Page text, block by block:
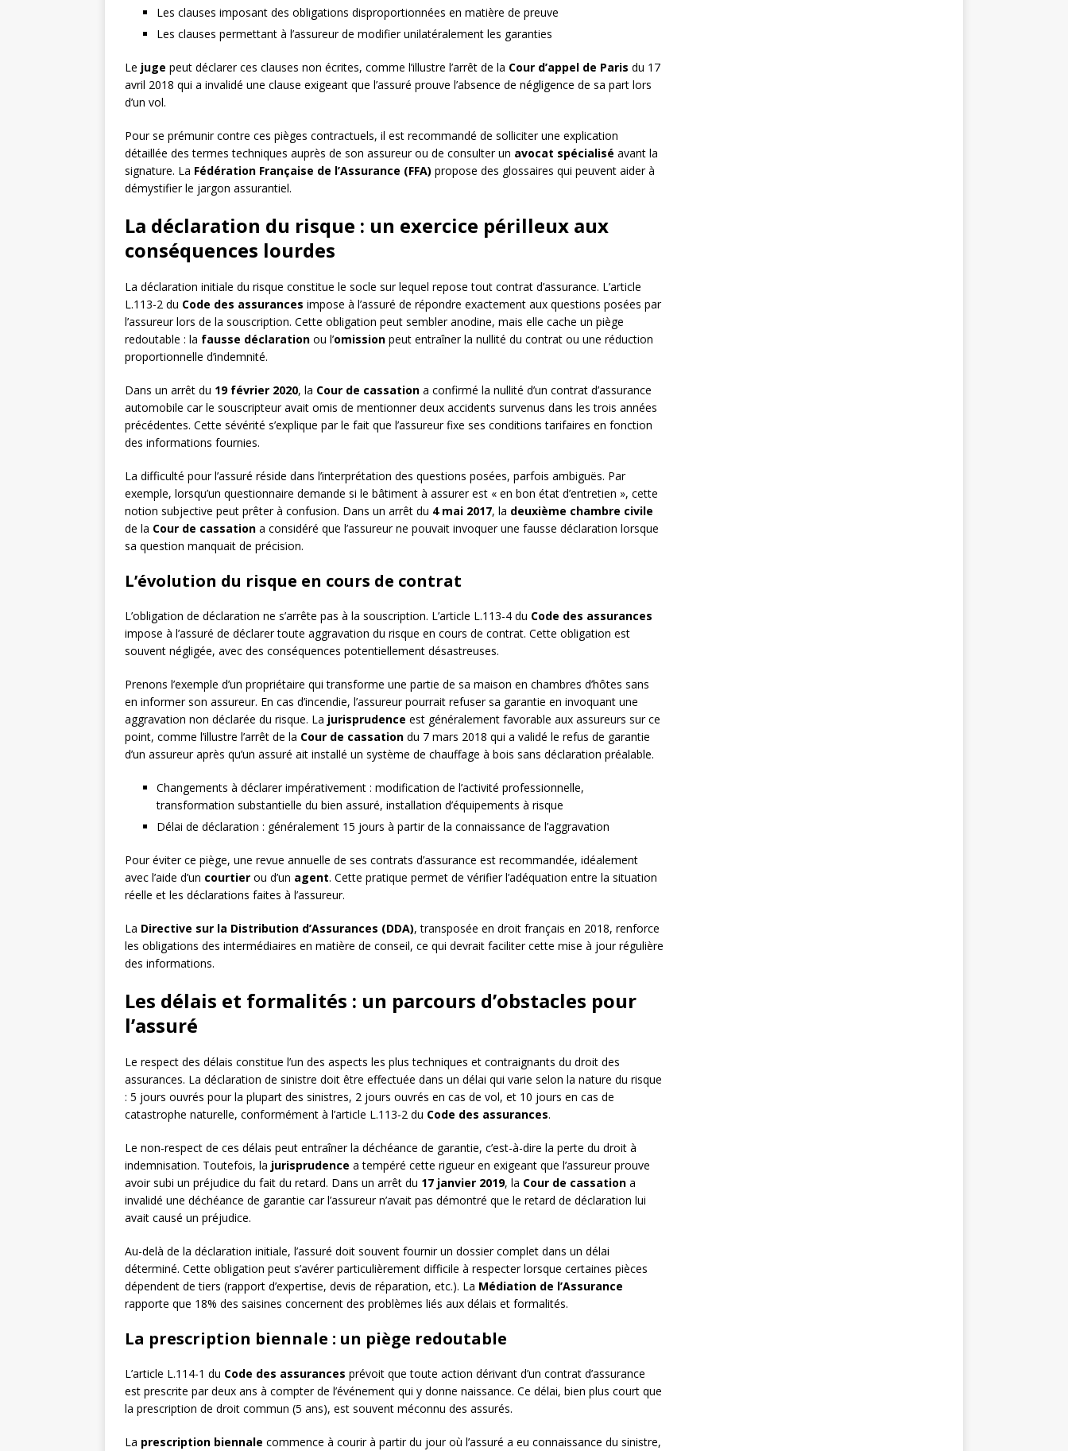
Les clauses imposant des obligations disproportionnées en matière de preuve
Les clauses permettant à l’assureur de modifier unilatéralement les garanties
Le juge peut déclarer ces clauses non écrites, comme l’illustre l’arrêt de la Cour d’appel de Paris du 17
avril 2018 qui a invalidé une clause exigeant que l’assuré prouve l’absence de négligence de sa part lors
d’un vol.
Pour se prémunir contre ces pièges contractuels, il est recommandé de solliciter une explication
détaillée des termes techniques auprès de son assureur ou de consulter un avocat spécialisé avant la
signature. La Fédération Française de l’Assurance (FFA) propose des glossaires qui peuvent aider à
démystifier le jargon assurantiel.
La déclaration du risque : un exercice périlleux aux
conséquences lourdes
La déclaration initiale du risque constitue le socle sur lequel repose tout contrat d’assurance. L’article
L.113-2 du Code des assurances impose à l’assuré de répondre exactement aux questions posées par
l’assureur lors de la souscription. Cette obligation peut sembler anodine, mais elle cache un piège
redoutable : la fausse déclaration ou l’omission peut entraîner la nullité du contrat ou une réduction
proportionnelle d’indemnité.
Dans un arrêt du 19 février 2020, la Cour de cassation a confirmé la nullité d’un contrat d’assurance
automobile car le souscripteur avait omis de mentionner deux accidents survenus dans les trois années
précédentes. Cette sévérité s’explique par le fait que l’assureur fixe ses conditions tarifaires en fonction
des informations fournies.
La difficulté pour l’assuré réside dans l’interprétation des questions posées, parfois ambiguës. Par
exemple, lorsqu’un questionnaire demande si le bâtiment à assurer est « en bon état d’entretien », cette
notion subjective peut prêter à confusion. Dans un arrêt du 4 mai 2017, la deuxième chambre civile
de la Cour de cassation a considéré que l’assureur ne pouvait invoquer une fausse déclaration lorsque
sa question manquait de précision.
L’évolution du risque en cours de contrat
L’obligation de déclaration ne s’arrête pas à la souscription. L’article L.113-4 du Code des assurances
impose à l’assuré de déclarer toute aggravation du risque en cours de contrat. Cette obligation est
souvent négligée, avec des conséquences potentiellement désastreuses.
Prenons l’exemple d’un propriétaire qui transforme une partie de sa maison en chambres d’hôtes sans
en informer son assureur. En cas d’incendie, l’assureur pourrait refuser sa garantie en invoquant une
aggravation non déclarée du risque. La jurisprudence est généralement favorable aux assureurs sur ce
point, comme l’illustre l’arrêt de la Cour de cassation du 7 mars 2018 qui a validé le refus de garantie
d’un assureur après qu’un assuré ait installé un système de chauffage à bois sans déclaration préalable.
Changements à déclarer impérativement : modification de l’activité professionnelle,
transformation substantielle du bien assuré, installation d’équipements à risque
Délai de déclaration : généralement 15 jours à partir de la connaissance de l’aggravation
Pour éviter ce piège, une revue annuelle de ses contrats d’assurance est recommandée, idéalement
avec l’aide d’un courtier ou d’un agent. Cette pratique permet de vérifier l’adéquation entre la situation
réelle et les déclarations faites à l’assureur.
La Directive sur la Distribution d’Assurances (DDA), transposée en droit français en 2018, renforce
les obligations des intermédiaires en matière de conseil, ce qui devrait faciliter cette mise à jour régulière
des informations.
Les délais et formalités : un parcours d’obstacles pour
l’assuré
Le respect des délais constitue l’un des aspects les plus techniques et contraignants du droit des
assurances. La déclaration de sinistre doit être effectuée dans un délai qui varie selon la nature du risque
: 5 jours ouvrés pour la plupart des sinistres, 2 jours ouvrés en cas de vol, et 10 jours en cas de
catastrophe naturelle, conformément à l’article L.113-2 du Code des assurances.
Le non-respect de ces délais peut entraîner la déchéance de garantie, c’est-à-dire la perte du droit à
indemnisation. Toutefois, la jurisprudence a tempéré cette rigueur en exigeant que l’assureur prouve
avoir subi un préjudice du fait du retard. Dans un arrêt du 17 janvier 2019, la Cour de cassation a
invalidé une déchéance de garantie car l’assureur n’avait pas démontré que le retard de déclaration lui
avait causé un préjudice.
Au-delà de la déclaration initiale, l’assuré doit souvent fournir un dossier complet dans un délai
déterminé. Cette obligation peut s’avérer particulièrement difficile à respecter lorsque certaines pièces
dépendent de tiers (rapport d’expertise, devis de réparation, etc.). La Médiation de l’Assurance
rapporte que 18% des saisines concernent des problèmes liés aux délais et formalités.
La prescription biennale : un piège redoutable
L’article L.114-1 du Code des assurances prévoit que toute action dérivant d’un contrat d’assurance
est prescrite par deux ans à compter de l’événement qui y donne naissance. Ce délai, bien plus court que
la prescription de droit commun (5 ans), est souvent méconnu des assurés.
La prescription biennale commence à courir à partir du jour où l’assuré a eu connaissance du sinistre,